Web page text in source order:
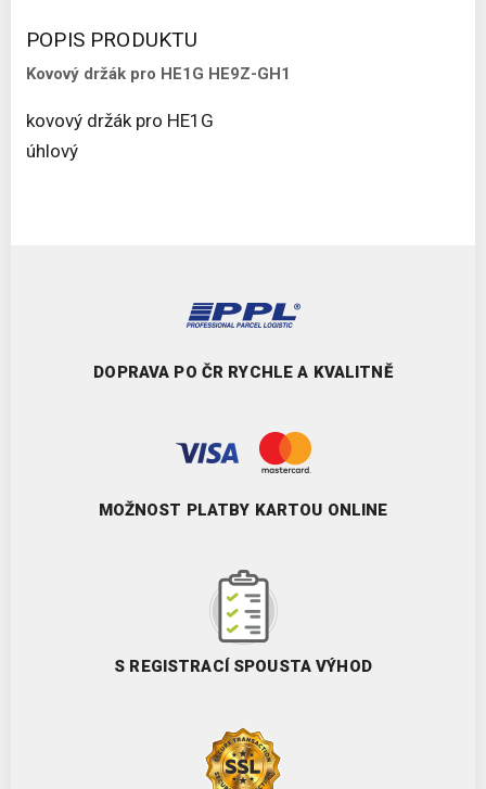
POPIS PRODUKTU
Kovový držák pro HE1G HE9Z-GH1
kovový držák pro HE1G
úhlový
DOPRAVA PO ČR RYCHLE A KVALITNĚ
MOŽNOST PLATBY KARTOU ONLINE
S REGISTRACÍ SPOUSTA VÝHOD